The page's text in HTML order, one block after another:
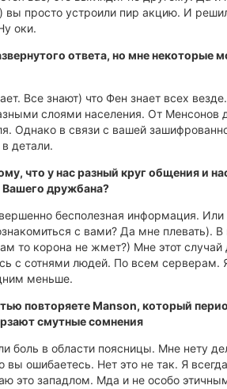
вы просто устроили пир акцию. И
оки.
ответа, но мне некоторые
Все знают) что Фен знает всех
слоями населения. От Менсонов
Однако в связи с вашей
детали.
что у нас разный круг общения и
Вашего дружбана?
бесполезная информация.
с вами? Да мне плевать).
то корона не жмет?) Мне этот
с сотнями людей. По всем серверам.
меньше.
повторяете Manson, который
смутные сомнения
боль в области поясницы. Мне нету
вы ошибаетесь. Нет это не так. Я
это западлом. Мда и не особо